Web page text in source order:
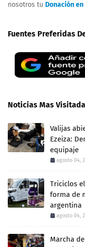
nosotros tu Donación
Fuentes Preferidas
Noticias Mas
Valijas
Ezeiza:
equipaje
agosto 04,
Triciclos
forma de
argentina
agosto 04,
Marcha